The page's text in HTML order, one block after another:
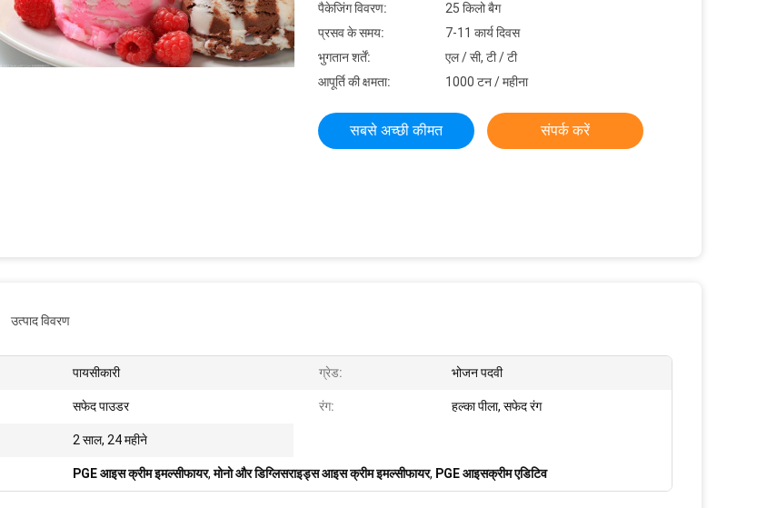
पैकेजिंग विवरण:
25 किलो बैग
प्रसव के समय:
7-11 कार्य दिवस
भुगतान शर्तें:
एल / सी, टी / टी
आपूर्ति की क्षमता:
1000 टन / महीना
सबसे अच्छी कीमत संपर्क करें
उत्पाद विवरण
पायसीकारी ग्रेड: भोजन पदवी
सफेद पाउडर रंग: हल्का पीला, सफेद रंग
2 साल, 24 महीने
PGE आइस क्रीम इमल्सीफायर,मोनो और डिग्लिसराइड्स आइस क्रीम इमल्सीफायर, PGE आइसक्रीम एडिटिव